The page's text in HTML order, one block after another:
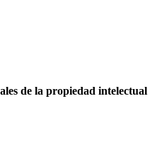
de la propiedad intelectual